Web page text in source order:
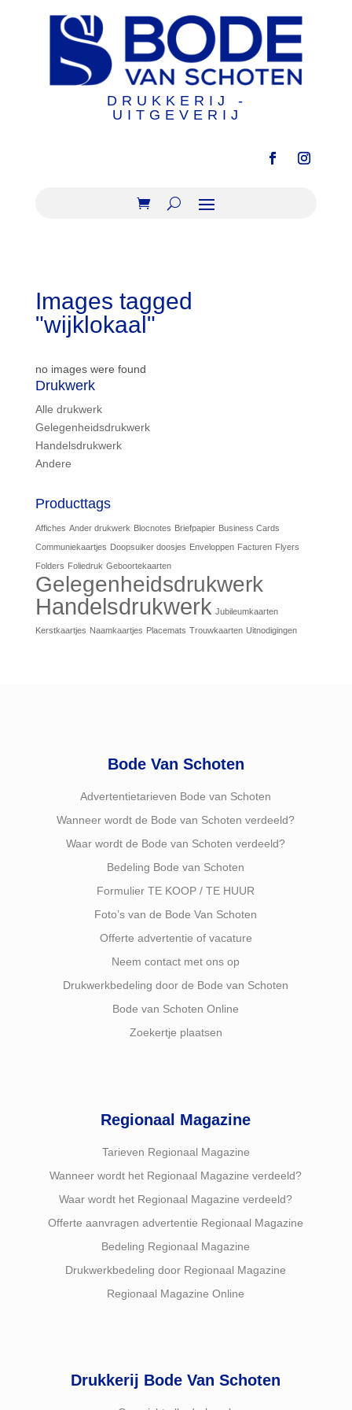
DRUKKERIJ -
UITGEVERIJ
Images tagged
"wijklokaal"
no images were found
Drukwerk
Alle drukwerk
Gelegenheidsdrukwerk
Handelsdrukwerk
Andere
Producttags
Affiches Ander drukwerk Blocnotes Briefpapier Business Cards
Communiekaartjes Doopsuiker doosjes Enveloppen Facturen Flyers
Folders Foliedruk Geboortekaarten
Gelegenheidsdrukwerk
Handelsdrukwerk Jubileumkaarten
Kerstkaartjes Naamkaartjes Placemats Trouwkaarten Uitnodigingen
Bode Van Schoten
Advertentietarieven Bode van Schoten
Wanneer wordt de Bode van Schoten verdeeld?
Waar wordt de Bode van Schoten verdeeld?
Bedeling Bode van Schoten
Formulier TE KOOP / TE HUUR
Foto’s van de Bode Van Schoten
Offerte advertentie of vacature
Neem contact met ons op
Drukwerkbedeling door de Bode van Schoten
Bode van Schoten Online
Zoekertje plaatsen
Regionaal Magazine
Tarieven Regionaal Magazine
Wanneer wordt het Regionaal Magazine verdeeld?
Waar wordt het Regionaal Magazine verdeeld?
Offerte aanvragen advertentie Regionaal Magazine
Bedeling Regionaal Magazine
Drukwerkbedeling door Regionaal Magazine
Regionaal Magazine Online
Drukkerij Bode Van Schoten